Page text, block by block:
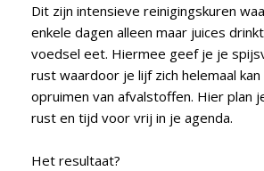
Dit zijn intensieve reinigingskuren
enkele dagen alleen maar juices
voedsel eet. Hiermee geef je je
rust waardoor je lijf zich helemaal
opruimen van afvalstoffen. Hier plan
rust en tijd voor vrij in je agenda.
Het resultaat?